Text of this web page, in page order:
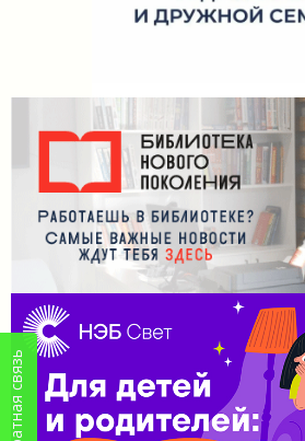
Обратная связь